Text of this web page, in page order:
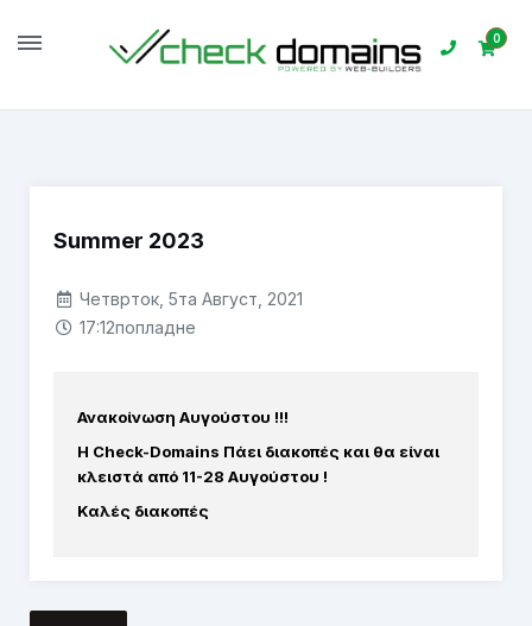
0
Акции и промоции Summer 2023
Summer 2023
Четврток, 5та Август, 2021
17:12попладне
Ανακοίνωση Αυγούστου !!!
Η Check-Domains Πάει διακοπές και θα είναι
κλειστά από 11-28 Αυγούστου !
Καλές διακοπές